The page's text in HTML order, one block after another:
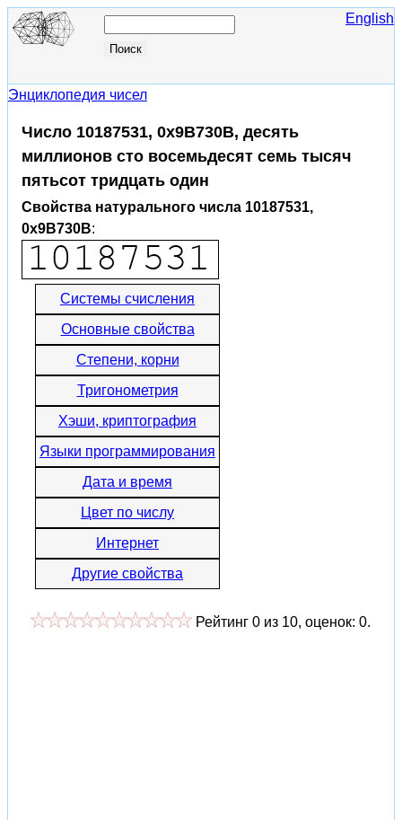
English
Энциклопедия чисел
Число 10187531, 0x9B730B, десять
миллионов сто восемьдесят семь тысяч
пятьсот тридцать один
Свойства натурального числа 10187531,
0x9B730B:
Системы счисления
Основные свойства
Степени, корни
Тригонометрия
Хэши, криптография
Языки программирования
Дата и время
Цвет по числу
Интернет
Другие свойства
Рейтинг 0 из 10, оценок: 0.